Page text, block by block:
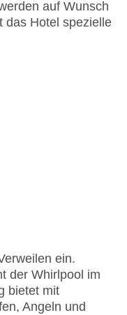
1
EC Maestro,
auf Wunsch
das Hotel spezielle
ein.
der Whirlpool im
bietet mit
Angeln und